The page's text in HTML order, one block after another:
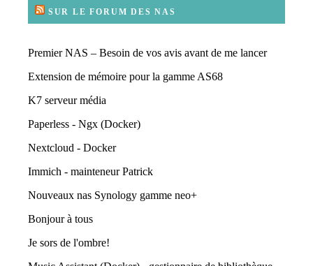
SUR LE FORUM DES NAS
Premier NAS – Besoin de vos avis avant de me lancer
Extension de mémoire pour la gamme AS68
K7 serveur média
Paperless - Ngx (Docker)
Nextcloud - Docker
Immich - mainteneur Patrick
Nouveaux nas Synology gamme neo+
Bonjour à tous
Je sors de l'ombre!